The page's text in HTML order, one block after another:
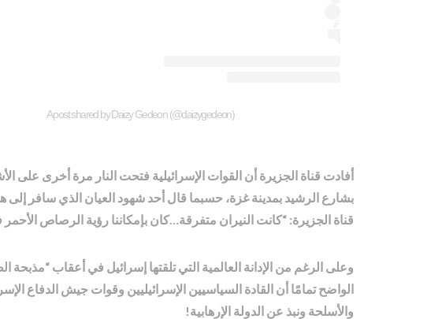
A post shared by Daizy Gedeon (@daizygedeon)
أفادت قناة الجزيرة أن القوات الإسرائيلية فتحت النار مرة أخرى
بشارع الرشيد بمدينة غزة، حسبما قال أحد شهود العيان الذي سافر
قناة الجزيرة: “كانت النيران متفرقة…كان بإمكاننا رؤية الرصاص
وعلى الرغم من الإدانة العالمية التي تلقتها إسرائيل في أعقاب “مذبحة
الواضح تمامًا أن القادة السياسيين الإسرائيليين وقوات جيش الدفاع
والأسلحة ونبذ عن الدولة الإرهابية!